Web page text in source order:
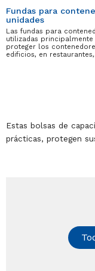
Fundas para
unidades
Las fundas para
utilizadas principalmente
proteger los
edificios, en
Estas bolsas de
prácticas, protegen